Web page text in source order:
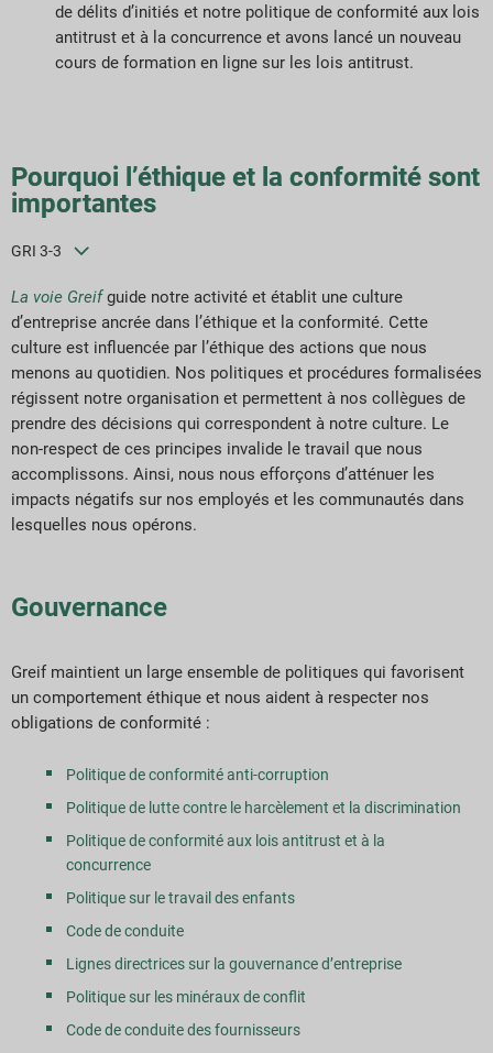
de délits d’initiés et notre politique de conformité aux lois
antitrust et à la concurrence et avons lancé un nouveau
cours de formation en ligne sur les lois antitrust.
Pourquoi l’éthique et la conformité sont
importantes
GRI 3-3
La voie Greifguide notre activité et établit une culture
d’entreprise ancrée dans l’éthique et la conformité. Cette
culture est influencée par l’éthique des actions que nous
menons au quotidien. Nos politiques et procédures formalisées
régissent notre organisation et permettent à nos collègues de
prendre des décisions qui correspondent à notre culture. Le
non-respect de ces principes invalide le travail que nous
accomplissons. Ainsi, nous nous efforçons d’atténuer les
impacts négatifs sur nos employés et les communautés dans
lesquelles nous opérons.
Gouvernance
Greif maintient un large ensemble de politiques qui favorisent
un comportement éthique et nous aident à respecter nos
obligations de conformité :
Politique de conformité anti-corruption
Politique de lutte contre le harcèlement et la discrimination
Politique de conformité aux lois antitrust et à la
concurrence
Politique sur le travail des enfants
Code de conduite
Lignes directrices sur la gouvernance d’entreprise
Politique sur les minéraux de conflit
Code de conduite des fournisseurs